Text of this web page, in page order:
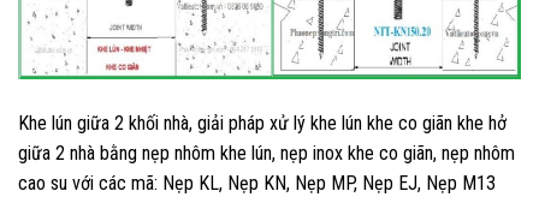
Khe lún giữa 2 khối nhà, giải pháp xử lý khe lún khe co giãn khe hở
giữa 2 nhà bằng nẹp nhôm khe lún, nẹp inox khe co giãn, nẹp nhôm
cao su với các mã: Nẹp KL, Nẹp KN, Nẹp MP, Nẹp EJ, Nẹp M13